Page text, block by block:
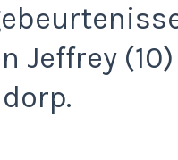
Jeffrey